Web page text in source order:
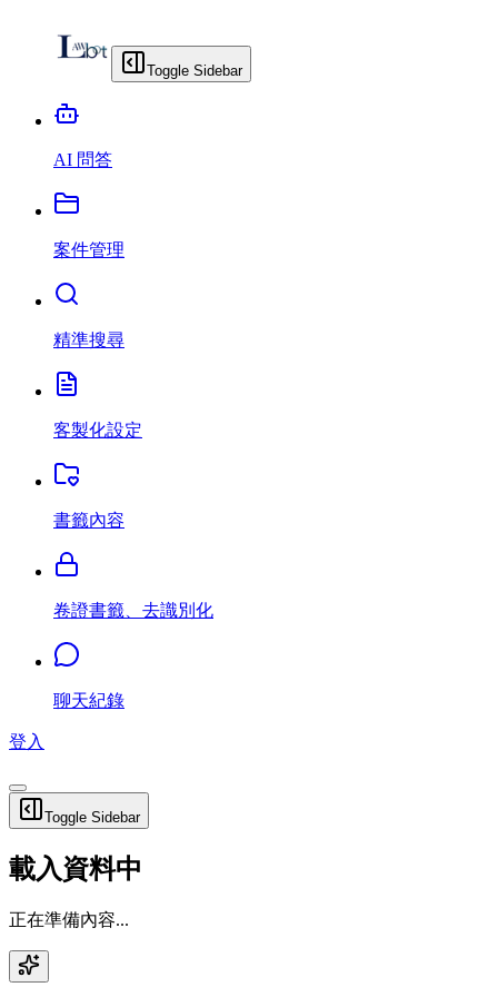
Toggle Sidebar
AI 問答
案件管理
精準搜尋
客製化設定
書籤內容
卷證書籤、去識別化
聊天紀錄
登入
Toggle Sidebar
載入資料中
正在準備內容...